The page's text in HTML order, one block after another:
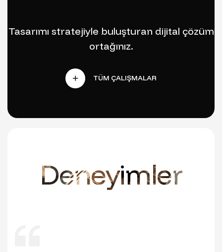
Tasarımı stratejiyle buluşturan dijital çözüm
ortağınız.
Deneyimler